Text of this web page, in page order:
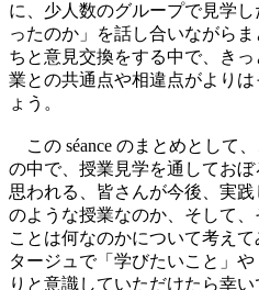
に、少人数のグループで見学
ったのか」を話し合いながら
ちと意見交換をする中で、き
業との共通点や相違点がより
ょう。
この séance のまとめとして
の中で、授業見学を通してお
思われる、皆さんが今後、実
のような授業なのか、そして
ことは何なのかについて考え
タージュで「学びたいこと」
りと意識していただけたら幸い